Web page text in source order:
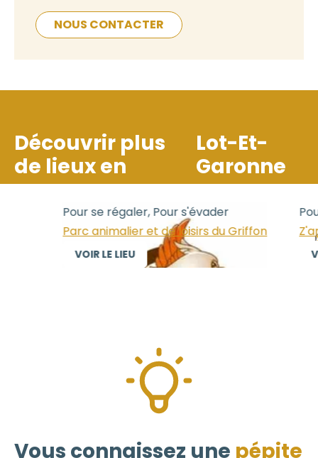
NOUS CONTACTER
Découvrir plus
de lieux en
Lot-Et-
Garonne
Pour se régaler, Pour s'évader
Parc animalier et de loisirs du Griffon
VOIR LE LIEU
Vous connaissez une pépite